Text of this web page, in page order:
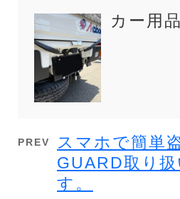
カー用
PREV
スマホで簡単
GUARD取り
す。